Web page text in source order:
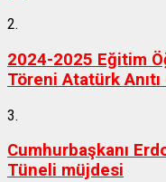
2.
2024-2025 Eğitim
Töreni Atatürk Anıtı
3.
Cumhurbaşkanı
Tüneli müjdesi